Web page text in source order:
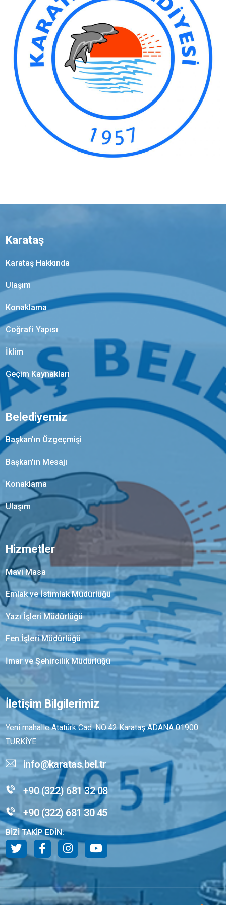
Karataş
Karataş Hakkında
Ulaşım
Konaklama
Coğrafi Yapısı
İklim
Geçim Kaynakları
Belediyemiz
Başkan’ın Özgeçmişi
Başkan'ın Mesajı
Konaklama
Ulaşım
Hizmetler
Mavi Masa
Emlak ve İstimlak Müdürlüğü
Yazı İşleri Müdürlüğü
Fen İşleri Müdürlüğü
İmar ve Şehircilik Müdürlüğü
İletişim Bilgilerimiz
Yeni mahalle Atatürk Cad. NO:42 Karataş ADANA 01900
TÜRKİYE
info@karatas.bel.tr
+90 (322) 681 32 08
+90 (322) 681 30 45
BİZİ TAKİP EDİN: